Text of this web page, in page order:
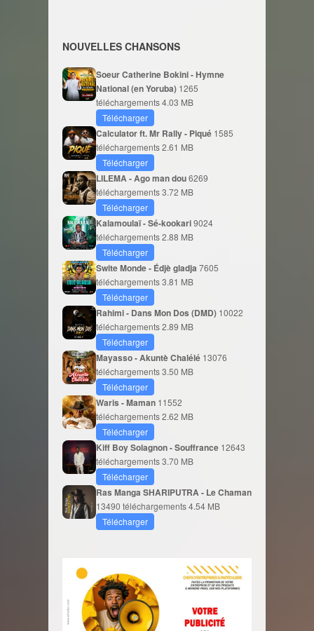
NOUVELLES CHANSONS
Soeur Catherine Bokini - Hymne
National (en Yoruba) 1265
téléchargements4.03 MB
Télécharger
Calculator ft. Mr Rally - Piqué 1585
téléchargements2.61 MB
Télécharger
LILEMA - Ago man dou6269
téléchargements3.72 MB
Télécharger
Kalamoulaï - Sé-kookari9024
téléchargements2.88 MB
Télécharger
Swite Monde - Édjè gladja 7605
téléchargements3.81 MB
Télécharger
Rahimi - Dans Mon Dos (DMD) 10022
téléchargements2.89 MB
Télécharger
Mayasso - Akuntè Chalélé 13076
téléchargements3.50 MB
Télécharger
Waris - Maman 11552
téléchargements2.62 MB
Télécharger
Kiff Boy Solagnon - Souffrance 12643
téléchargements3.70 MB
Télécharger
Ras Manga SHARIPUTRA - Le Chaman
13490 téléchargements4.54 MB
Télécharger